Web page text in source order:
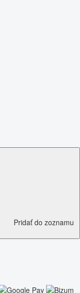
Pridať do zoznamu